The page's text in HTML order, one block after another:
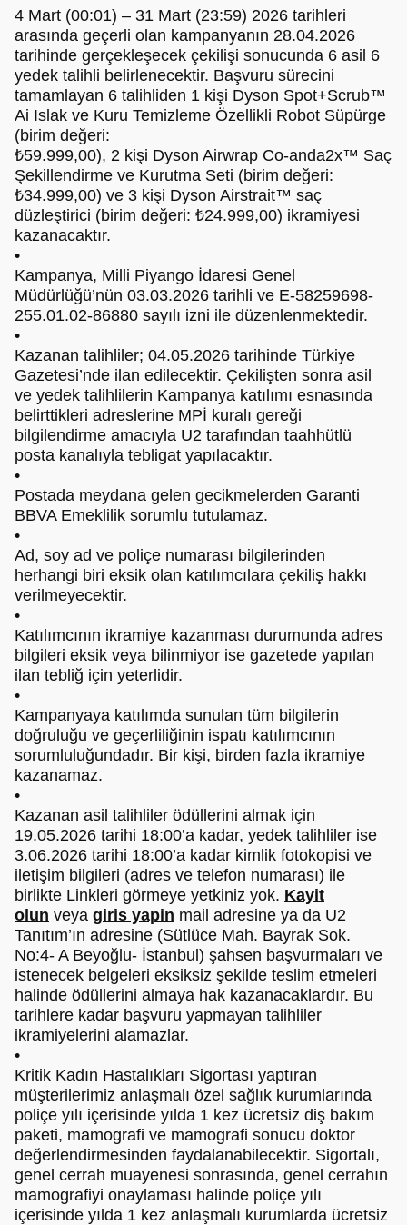
4 Mart (00:01) – 31 Mart (23:59) 2026 tarihleri
arasında geçerli olan kampanyanın 28.04.2026
tarihinde gerçekleşecek çekilişi sonucunda 6 asil 6
yedek talihli belirlenecektir. Başvuru sürecini
tamamlayan 6 talihliden 1 kişi Dyson Spot+Scrub™
Ai Islak ve Kuru Temizleme Özellikli Robot Süpürge
(birim değeri:
₺59.999,00), 2 kişi Dyson Airwrap Co-anda2x™ Saç
Şekillendirme ve Kurutma Seti (birim değeri:
₺34.999,00) ve 3 kişi Dyson Airstrait™ saç
düzleştirici (birim değeri: ₺24.999,00) ikramiyesi
kazanacaktır.
•
Kampanya, Milli Piyango İdaresi Genel
Müdürlüğü’nün 03.03.2026 tarihli ve E-58259698-
255.01.02-86880 sayılı izni ile düzenlenmektedir.
•
Kazanan talihliler; 04.05.2026 tarihinde Türkiye
Gazetesi’nde ilan edilecektir. Çekilişten sonra asil
ve yedek talihlilerin Kampanya katılımı esnasında
belirttikleri adreslerine MPİ kuralı gereği
bilgilendirme amacıyla U2 tarafından taahhütlü
posta kanalıyla tebligat yapılacaktır.
•
Postada meydana gelen gecikmelerden Garanti
BBVA Emeklilik sorumlu tutulamaz.
•
Ad, soy ad ve poliçe numarası bilgilerinden
herhangi biri eksik olan katılımcılara çekiliş hakkı
verilmeyecektir.
•
Katılımcının ikramiye kazanması durumunda adres
bilgileri eksik veya bilinmiyor ise gazetede yapılan
ilan tebliğ için yeterlidir.
•
Kampanyaya katılımda sunulan tüm bilgilerin
doğruluğu ve geçerliliğinin ispatı katılımcının
sorumluluğundadır. Bir kişi, birden fazla ikramiye
kazanamaz.
•
Kazanan asil talihliler ödüllerini almak için
19.05.2026 tarihi 18:00’a kadar, yedek talihliler ise
3.06.2026 tarihi 18:00’a kadar kimlik fotokopisi ve
iletişim bilgileri (adres ve telefon numarası) ile
birlikte Linkleri görmeye yetkiniz yok. Kayit
olun veya giris yapin mail adresine ya da U2
Tanıtım’ın adresine (Sütlüce Mah. Bayrak Sok.
No:4- A Beyoğlu- İstanbul) şahsen başvurmaları ve
istenecek belgeleri eksiksiz şekilde teslim etmeleri
halinde ödüllerini almaya hak kazanacaklardır. Bu
tarihlere kadar başvuru yapmayan talihliler
ikramiyelerini alamazlar.
•
Kritik Kadın Hastalıkları Sigortası yaptıran
müşterilerimiz anlaşmalı özel sağlık kurumlarında
poliçe yılı içerisinde yılda 1 kez ücretsiz diş bakım
paketi, mamografi ve mamografi sonucu doktor
değerlendirmesinden faydalanabilecektir. Sigortalı,
genel cerrah muayenesi sonrasında, genel cerrahın
mamografiyi onaylaması halinde poliçe yılı
içerisinde yılda 1 kez anlaşmalı kurumlarda ücretsiz